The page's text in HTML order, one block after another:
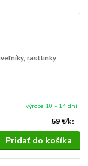
rastlinky
59 €/ks
výroba 10 - 14 dní
Pridať do košíka